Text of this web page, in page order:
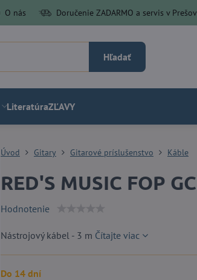
O nás Doručenie ZADARMO a servis v
Hľadať
LiteratúraZĽAVY
Úvod Gitary Gitarové príslušenstvo Káble
RED'S MUSIC FOP
Hodnotenie
Nástrojový kábel - 3 m Čítajte viac
Do 14 dní